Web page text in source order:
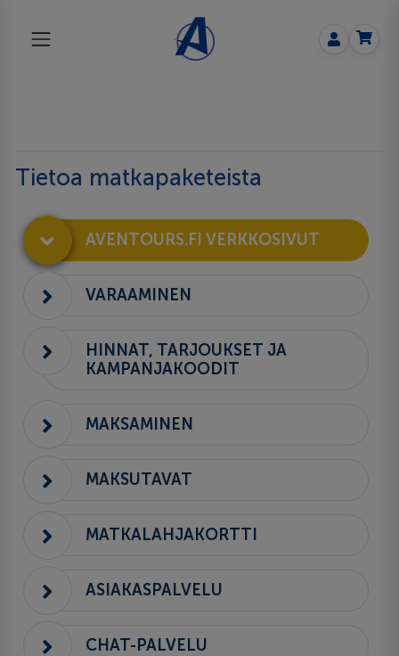
Tietoa matkapaketeista
AVENTOURS.FI VERKKOSIVUT
VARAAMINEN
HINNAT, TARJOUKSET JA
KAMPANJAKOODIT
MAKSAMINEN
MAKSUTAVAT
MATKALAHJAKORTTI
ASIAKASPALVELU
CHAT-PALVELU